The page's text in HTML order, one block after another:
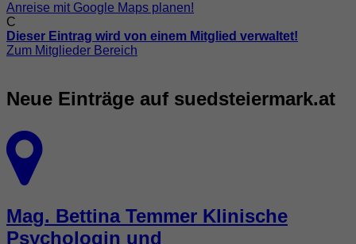
Anreise mit Google Maps planen!
C
Dieser Eintrag wird von einem Mitglied verwaltet!
Zum Mitglieder Bereich
Neue Einträge auf suedsteiermark.at
Mag. Bettina Temmer Klinische
Psychologin und